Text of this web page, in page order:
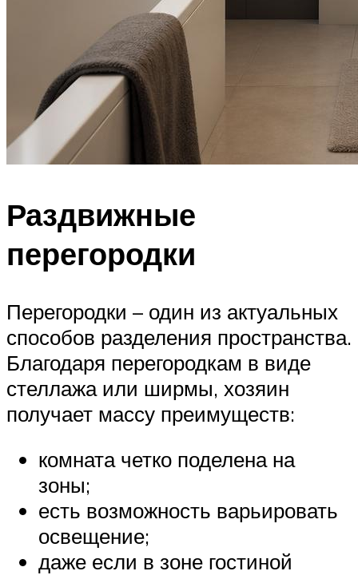
Раздвижные
перегородки
Перегородки – один из актуальных
способов разделения пространства.
Благодаря перегородкам в виде
стеллажа или ширмы, хозяин
получает массу преимуществ:
комната четко поделена на
зоны;
есть возможность варьировать
освещение;
даже если в зоне гостиной